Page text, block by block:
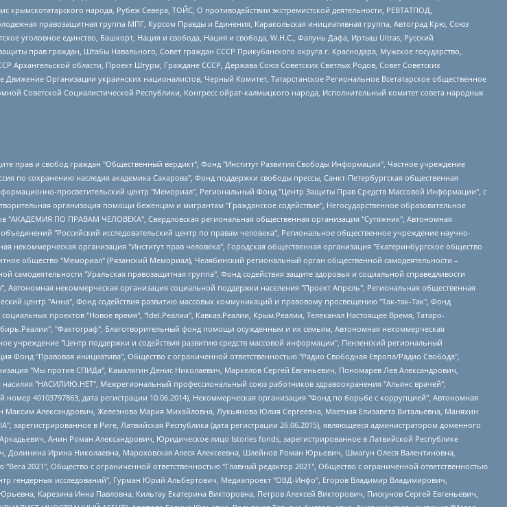
народа, Рубеж Севера, ТОЙС, О противодействии экстремистской деятельности, РЕВТАТПОД,
правозащитная группа МПГ, Курсом Правды и Единения, Каракольская инициативная группа, Автоград Крю, Союз
уголовное единство, Башкорт, Нация и свобода, Нация и свобода, W.H.С., Фалунь Дафа, Иртыш Ultras, Русский
прав граждан, Штабы Навального, Совет граждан СССР Прикубанского округа г. Краснодара, Мужское государство,
области, Проект Штурм, Граждане СССР, Держава Союз Советских Светлых Родов, Совет Советских
Организации украинских националистов, Черный Комитет, Татарстанское Региональное Всетатарское общественное
Советской Социалистической Республики, Конгресс ойрат-калмыцкого народа, Исполнительный комитет совета народных
"Главный редактор 2021", Общество с ограниченной ответственностью "Ромашки монолит", Важенков Артем Валерьевич, Ивановская областная общественная организация "Центр гендерных исследований", Гурман Юрий Альбертович, Медиапроект "ОВД-Инфо", Егоров Владимир Владимирович, Жилинский Владимир Александрович, Общество с ограниченной ответственностью "ЗП", Иванова София Юрьевна, Карезина Инна Павловна, Кильтау Екатерина Викторовна, Петров Алексей Викторович, Пискунов Сергей Евгеньевич, Смирнов Сергей Сергеевич, Тихонов Михаил Сергеевич, Общество с ограниченной ответственностью "ЖУРНАЛИСТ-ИНОСТРАННЫЙ АГЕНТ", Арапова Галина Юрьевна, Вольтская Татьяна Анатольевна, Американская компания "Mason G.E.S. Anonymous Foundation" (США), являющаяся владельцем интернет-издания https://mnews.world/, Компания "Stichting Bellingcat", зарегистрированная в Нидерландах (дата регистрации 11.07.2018), Захаров Андрей Вячеславович, Клепиковская Екатерина Дмитриевна, Общество с ограниченной ответственностью "МЕМО", Перл Роман Александрович, Симонов Евгений Алексеевич, Соловьева Елена Анатольевна, Сотников Даниил Владимирович, Сурначева Елизавета Дмитриевна, Автономная некоммерческая организация по защите прав человека и информированию населения "Якутия – Наше Мнение", Общество с ограниченной ответственностью "Москоу диджитал медиа", с 26.01.2023 Общество с ограниченной ответственностью "Чайка Белые сады", Ветошкина Валерия Валерьевна, Заговора Максим Александрович, Межрегиональное общественное движение "Российская ЛГБТ - сеть", Оленичев Максим Владимирович, Павлов Иван Юрьевич, Скворцова Елена Сергеевна, Общество с ограниченной ответственностью "Как бы инагент", Кочетков Игорь Викторович, Общество с ограниченной ответственностью "Честные выборы", Еланчик Олег Александрович, Общество с ограниченной ответственностью "Нобелевский призыв", Гималова Регина Эмилевна, Григорьев Андрей Валерьевич, Григорьева Алина Александровна, Ассоциация по содействию защите прав призывников, альтернативнослужащих и военнослужащих "Правозащитная группа "Гражданин.Армия.Право", Хисамова Регина Фаритовна, Автономная некоммерческая организация по реализации социально-правовых программ "Лилит", Дальневосточное общественное движение "Маяк", Санкт-Петербургская ЛГБТ-инициативная группа "Выход", Инициативная группа ЛГБТ+ "Реверс", Алексеев Андрей Викторович, Бекбулатова Таисия Львовна, Беляев Иван Михайлович, Владыкина Елена Сергеевна, Гельман Марат Александрович, Никульшина Вероника Юрьевна, Толоконникова Надежда Андреевна, Шендерович Виктор Анатольевич, Общество с ограниченной ответственностью "Данное сообщение", Общество с ограниченной ответственностью Издательский дом "Новая глава", Айнбиндер Александра Александровна, Московский комьюнити-центр для ЛГБТ+инициатив, Благотворительный фонд развития филантропии, Deutsche Welle (Германия, Kurt-Schumacher-Strasse 3, 53113 Bonn), Борзунова Мария Михайловна, Воробьев Виктор Викторович, Голубева Анна Львовна, Константинова Алла Михайловна, Малкова Ирина Владимировна, Мурадов Мурад Абдулгалимович, Осетинская Елизавета Николаевна, Понасенков Евгений Николаевич, Ганапольский Матвей Юрьевич, Киселев Евгений Алексеевич, Борухович Ирина Григорьевна, Дремин Иван Тимофеевич, Дубровский Дмитрий Викторович, Красноярская региональная общественная организация поддержки и развития альтернативных образовательных технологий и межкультурных коммуникаций "ИНТЕРРА", Маяковская Екатерина Алексеевна, Фейгин Марк Захарович, Филимонов Андрей Викторович, Дзугкоева Регина Николаевна, Доброхотов Роман Александрович, Дудь Юрий Александрович, Елкин Сергей Владимирович, Кругликов Кирилл Игоревич, Сабунаева Мария Леонидовна, Семенов Алексей Владимирович, Шаинян Карен Багратович, Шульман Екатерина Михайловна, Асафьев Артур Валерьевич, Вахштайн Виктор Семенович, Венедиктов Алексей Алексеевич, Лушникова Екатерина Евгеньевна, Волков Леонид Михайлович, Невзоров Александр Глебович, Пархоменко Сергей Борисович, Сироткин Ярослав Николаевич, Кара-Мурза Владимир Владимирович, Баранова Наталья Владимировна, Гозман Леонид Яковлевич, Кагарлицкий Борис Юльевич, Климарев Михаил Валерьевич, Милов Владимир Станиславович, Автономная некоммерческая организация Краснодарский центр современного искусства "Типография", Моргенштерн Алишер Тагирович, Соболь Любовь Эдуардовна, Общество с ограниченной ответственностью "ЛИЗА НОРМ", Каспаров Гарри Кимович, Ходорковский Михаил Борисович, Общество с ограниченной ответственностью "Апрельские тезисы", Данилович Ирина Брониславовна, Кашин Олег Владимирович, Петров Николай Владимирович, Пивоваров Алексей Владимирович, Соколов Михаил Владимирович, Цветкова Юлия Владимировна, Чичваркин Евгений Александрович, Комитет против пыток/Команда против пыток, Общество с ограниченной ответственностью "Первый научный", Общество с ограниченной ответственностью "Вертолет и ко", Белоцерковская Вероника Борисовна, Кац Максим Евгеньевич, Лазарева Татьяна Юрьевна, Шаведдинов Руслан Табризович, Яшин Илья Валерьевич, Общество с ограниченной ответственностью "Иноагент ААВ", Алешковский Дмитрий Петрович, Альбац Евгения Марковна, Быков Дмитрий Львович, Галямина Юлия Евгеньевна, Лойко Сергей Леонидович, Мартынов Кирилл Константинович, Медведев Сергей Александрович, Крашенинников Федор Геннадиевич, Гордеева Катерина Вл